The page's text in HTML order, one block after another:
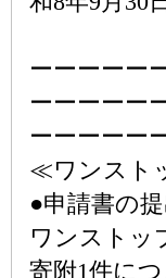
ーーーーー
ーーーーー
ーーーーー
≪ワンスト
●申請書の
ワンストッ
寄附1件に